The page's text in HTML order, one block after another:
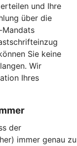
und Ihre
über die
Mandats
Sie keine
Wir
Ihres
der
immer genau zu